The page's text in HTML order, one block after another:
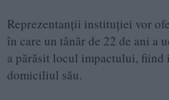
Reprezentanții instituției vor
în care un tânăr de 22 de ani a
a părăsit locul impactului,
domiciliul său.